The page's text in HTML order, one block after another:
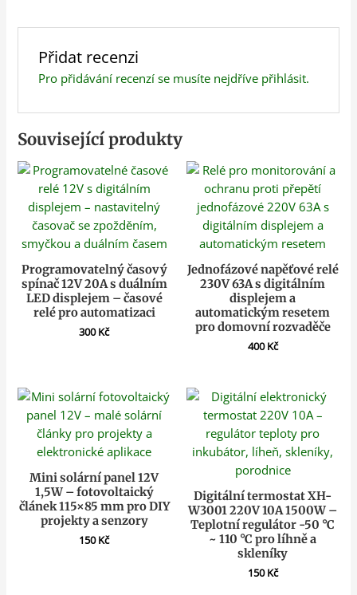
Přidat recenzi
Pro přidávání recenzí se musíte nejdříve přihlásit.
Související produkty
Programovatelný časový
spínač 12V 20A s duálním
LED displejem – časové
relé pro automatizaci
300Kč
Jednofázové napěťové relé
230V 63A s digitálním
displejem a
automatickým resetem
pro domovní rozvaděče
400Kč
Mini solární panel 12V
1,5W – fotovoltaický
článek 115×85 mm pro DIY
projekty a senzory
150Kč
Digitální termostat XH-
W3001 220V 10A 1500W –
Teplotní regulátor -50 °C
~ 110 °C pro líhně a
skleníky
150Kč